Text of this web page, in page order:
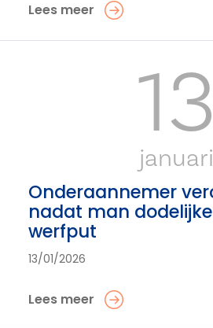
Lees meer
13
januari
Onderaannemer
nadat man
werfput
13/01/2026
Lees meer